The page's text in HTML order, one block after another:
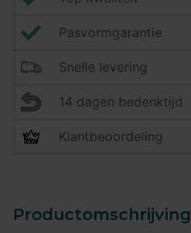
Pasvormgarantie
Snelle levering
14 dagen bedenktijd
Klantbeoordeling
Productomschrijving